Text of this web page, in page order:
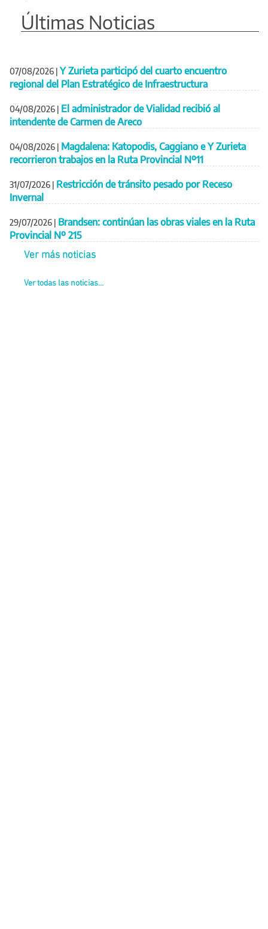
Últimas Noticias
07/08/2026 | Y Zurieta participó del cuarto encuentro
regional del Plan Estratégico de Infraestructura
04/08/2026 | El administrador de Vialidad recibió al
intendente de Carmen de Areco
04/08/2026 | Magdalena: Katopodis, Caggiano e Y Zurieta
recorrieron trabajos en la Ruta Provincial Nº11
31/07/2026 | Restricción de tránsito pesado por Receso
Invernal
29/07/2026 | Brandsen: continúan las obras viales en la Ruta
Provincial Nº 215
Ver más noticias
Ver todas las noticias...